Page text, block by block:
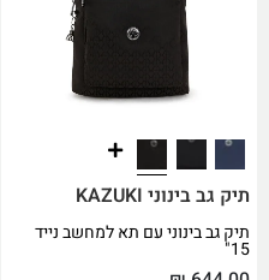
תיק גב בינוני KAZUKI
תיק גב בינוני עם תא למחשב נייד
15"